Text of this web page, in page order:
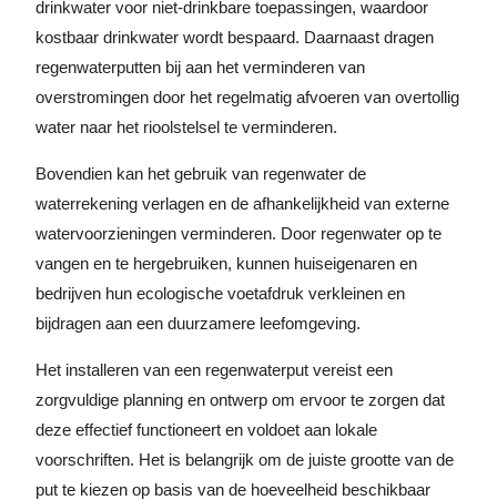
drinkwater voor niet-drinkbare toepassingen, waardoor
kostbaar drinkwater wordt bespaard. Daarnaast dragen
regenwaterputten bij aan het verminderen van
overstromingen door het regelmatig afvoeren van overtollig
water naar het rioolstelsel te verminderen.
Bovendien kan het gebruik van regenwater de
waterrekening verlagen en de afhankelijkheid van externe
watervoorzieningen verminderen. Door regenwater op te
vangen en te hergebruiken, kunnen huiseigenaren en
bedrijven hun ecologische voetafdruk verkleinen en
bijdragen aan een duurzamere leefomgeving.
Het installeren van een regenwaterput vereist een
zorgvuldige planning en ontwerp om ervoor te zorgen dat
deze effectief functioneert en voldoet aan lokale
voorschriften. Het is belangrijk om de juiste grootte van de
put te kiezen op basis van de hoeveelheid beschikbaar